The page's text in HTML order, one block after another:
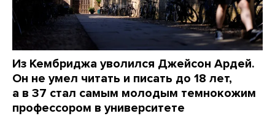
Из Кембриджа уволился Джейсон Ардей.
Он не умел читать и писать до 18 лет,
а в 37 стал самым молодым темнокожим
профессором в университете